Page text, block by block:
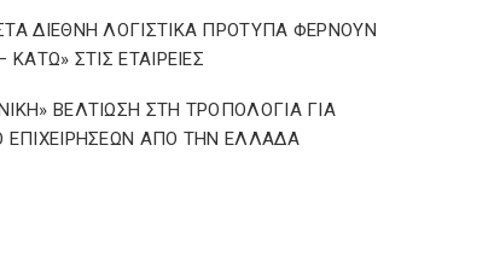
ΔΙΕΘΝΗ ΛΟΓΙΣΤΙΚΑ ΠΡΟΤΥΠΑ ΦΕΡΝΟΥΝ
ΣΤΙΣ ΕΤΑΙΡΕΙΕΣ
ΒΕΛΤΙΩΣΗ ΣΤΗ ΤΡΟΠΟΛΟΓΙΑ ΓΙΑ
ΕΠΙΧΕΙΡΗΣΕΩΝ ΑΠΟ ΤΗΝ ΕΛΛΑΔΑ